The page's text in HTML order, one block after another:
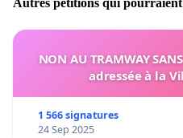
Autres pétitions qui pourraient
NON AU TRAMWAY
adressée à la
1 566 signatures
24 Sep 2025